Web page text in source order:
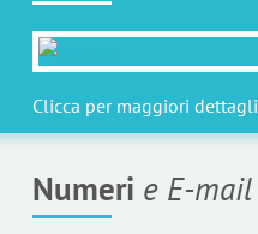
Clicca per maggiori dettagli
Numeri e E-mail